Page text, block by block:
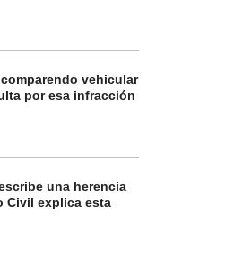
vehicular
por esa infracción
una herencia
Civil explica esta